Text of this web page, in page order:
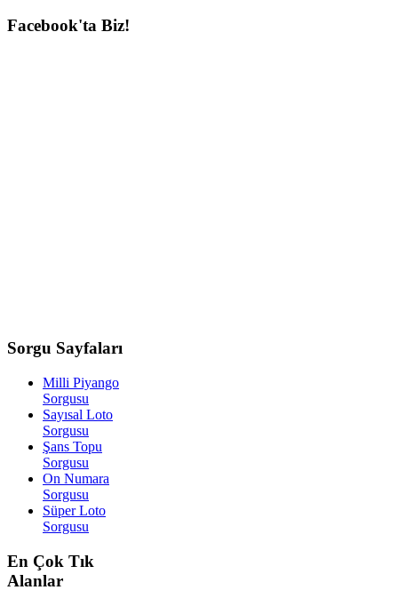
Facebook'ta Biz!
Sorgu Sayfaları
Milli Piyango
Sorgusu
Sayısal Loto
Sorgusu
Şans Topu
Sorgusu
On Numara
Sorgusu
Süper Loto
Sorgusu
En Çok Tık
Alanlar